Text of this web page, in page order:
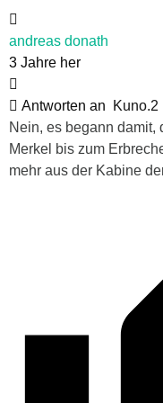
andreas donath
3 Jahre her
Antworten an
Kuno.2
Nein, es begann
Merkel bis zum
mehr aus der Kabine